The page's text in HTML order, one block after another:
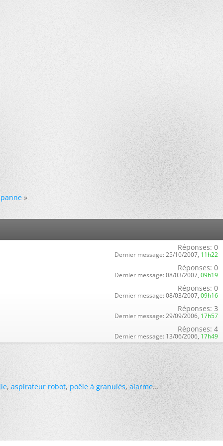
»
Réponses: 0
Dernier message: 25/10/2007, 11h22
Réponses: 0
Dernier message: 08/03/2007, 09h19
Réponses: 0
Dernier message: 08/03/2007, 09h16
Réponses: 3
Dernier message: 29/09/2006, 17h57
Réponses: 4
Dernier message: 13/06/2006, 17h49
,aspirateur robot,poêle à granulés,alarme...